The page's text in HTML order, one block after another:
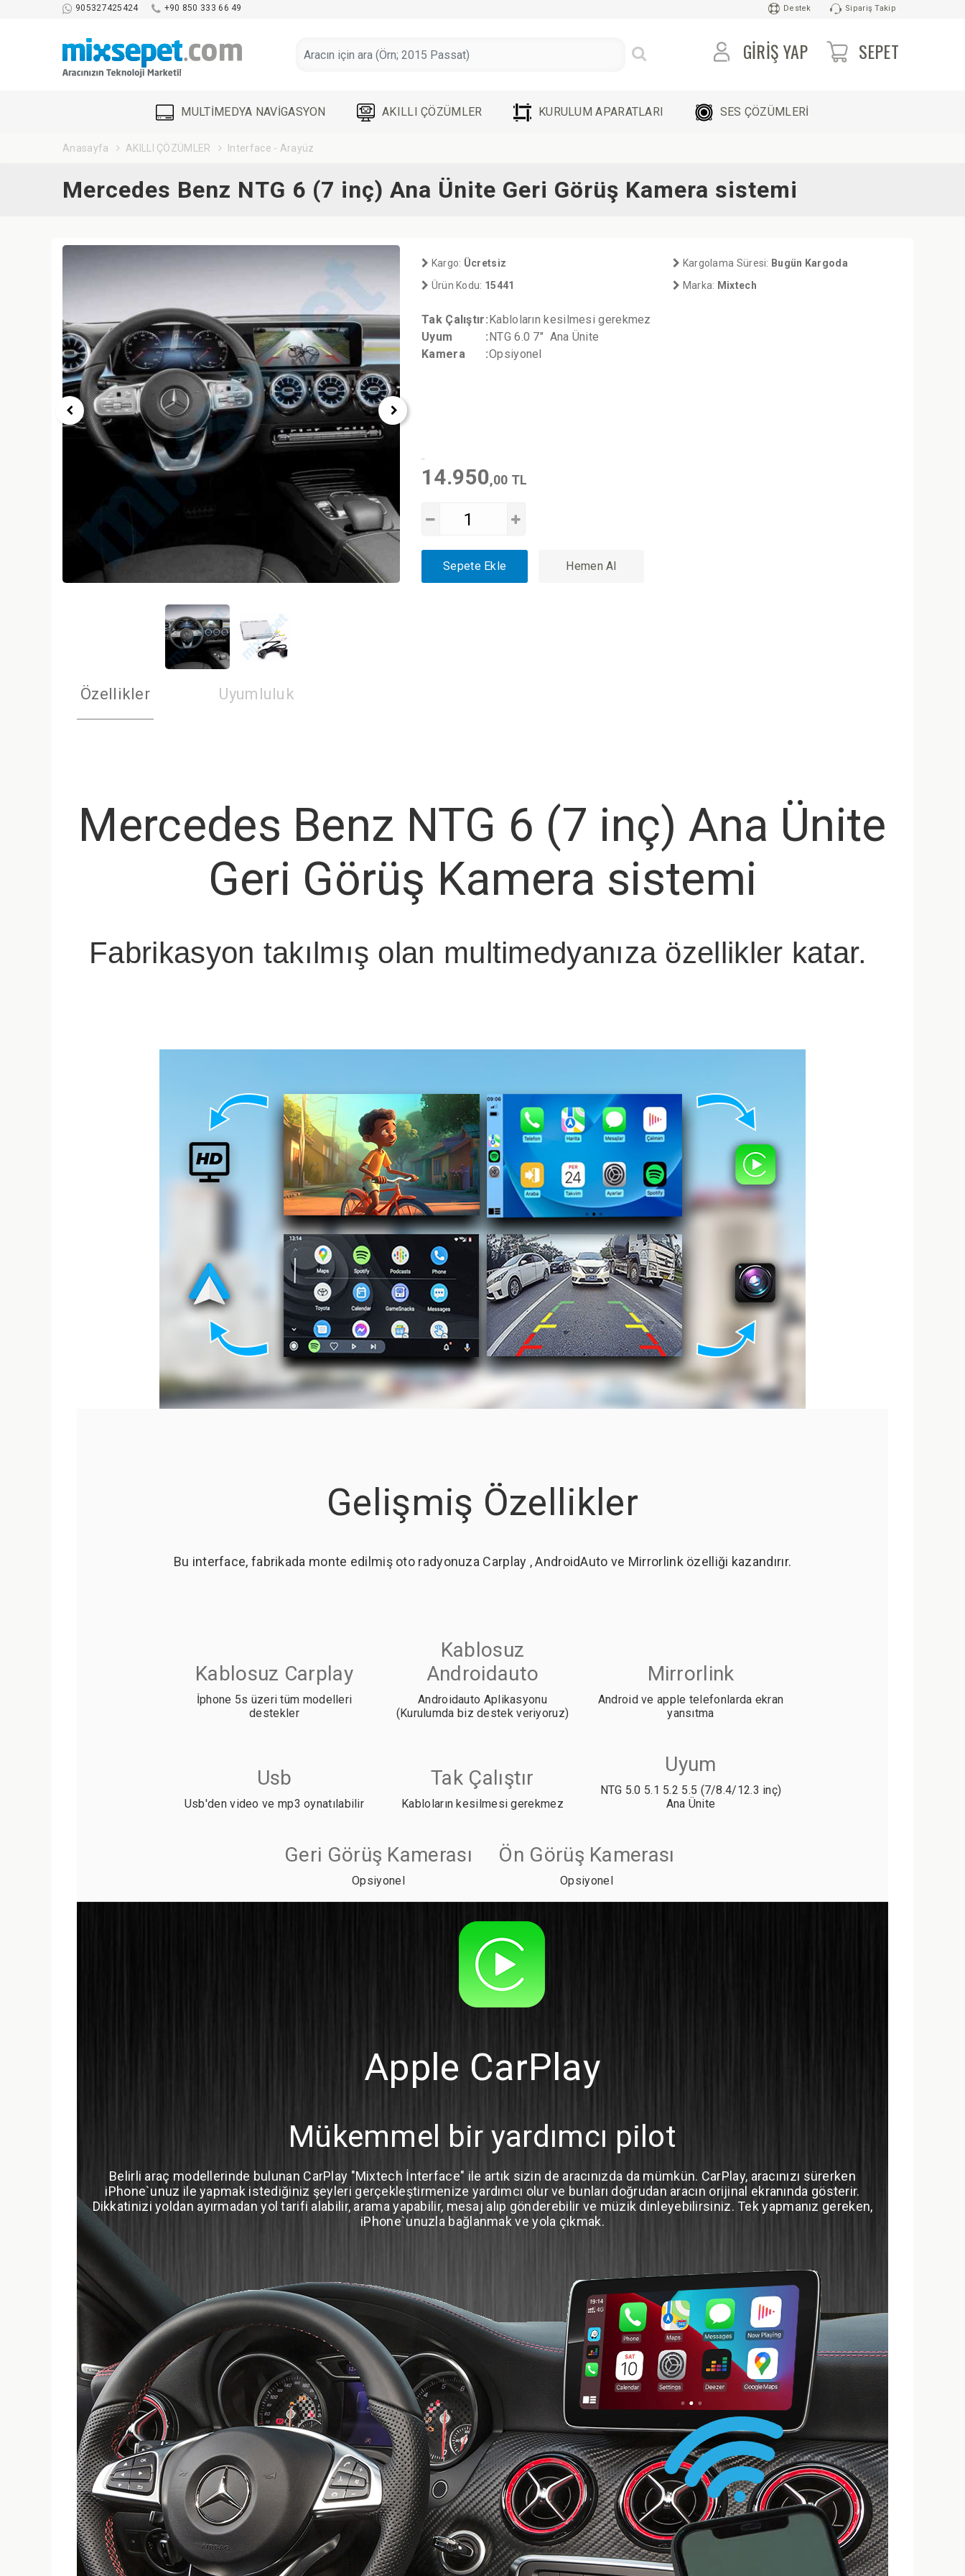
905327425424 +90 850 333 66 49 Destek Sipariş Takip
SEPET
GIRIŞ YAP
MULTİMEDYA NAVİGASYON AKILLI ÇÖZÜMLER KURULUM APARATLARI SES ÇÖZÜMLERİ
Anasayfa AKILLI ÇÖZÜMLER Interface - Arayüz
Mercedes Benz NTG 6 (7 inç) Ana Ünite Geri Görüş Kamera sistemi
Kargo: Ücretsiz Kargolama Süresi: Bugün Kargoda
Ürün Kodu: 15441 Marka: Mixtech
Tak Çalıştır:Kabloların kesilmesi gerekmez
Uyum
:NTG 6.0 7" Ana Ünite
Kamera
:Opsiyonel
14.950,00 TL
Sepete Ekle Hemen Al
Özellikler Uyumluluk
Mercedes Benz NTG 6 (7 inç) Ana Ünite
Geri Görüş Kamera sistemi
Fabrikasyon takılmış olan multimedyanıza özellikler katar.
Gelişmiş Özellikler
Bu interface, fabrikada monte edilmiş oto radyonuza Carplay , AndroidAuto ve Mirrorlink özelliği kazandırır.
Kablosuz Carplay
İphone 5s üzeri tüm modelleri
destekler
Kablosuz
Androidauto
Androidauto Aplikasyonu
(Kurulumda biz destek veriyoruz)
Mirrorlink
Android ve apple telefonlarda ekran
yansıtma
Usb
Usb'den video ve mp3 oynatılabilir
Tak Çalıştır
Kabloların kesilmesi gerekmez
Uyum
NTG 5.0 5.1 5.2 5.5 (7/8.4/12.3 inç)
Ana Ünite
Geri Görüş Kamerası
Opsiyonel
Ön Görüş Kamerası
Opsiyonel
Apple CarPlay
Mükemmel bir yardımcı pilot
Belirli araç modellerinde bulunan CarPlay "Mixtech İnterface" ile artık sizin de aracınızda da mümkün. CarPlay, aracınızı sürerken
iPhone`unuz ile yapmak istediğiniz şeyleri gerçekleştirmenize yardımcı olur ve bunları doğrudan aracın orijinal ekranında gösterir.
Dikkatinizi yoldan ayırmadan yol tarifi alabilir, arama yapabilir, mesaj alıp gönderebilir ve müzik dinleyebilirsiniz. Tek yapmanız gereken,
iPhone`unuzla bağlanmak ve yola çıkmak.